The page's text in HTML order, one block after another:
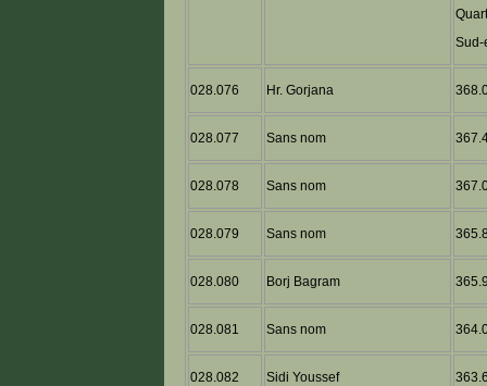
Sud-
028.076 Hr. Gorjana
028.077 Sans nom
028.078 Sans nom
028.079 Sans nom
028.080 Borj Bagram
028.081 Sans nom
028.082 Sidi Youssef